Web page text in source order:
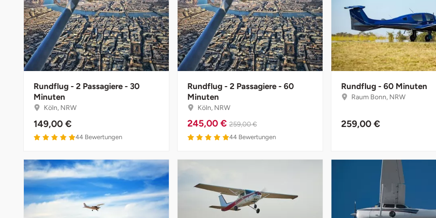
Rundflug - 2 Passagiere - 30
Minuten
Köln, NRW
149,00 €
44 Bewertungen
Rundflug - 2 Passagiere - 60
Minuten
Köln, NRW
245,00 € 259,00 €
44 Bewertungen
Rundflug - 60 Minuten
Raum Bonn, NRW
259,00 €
Bruchköbel
Bruchsal
Burghausen
Chemnitz
Coburg
Cottbus
Sangerhausen
Sonneberg
Suhl
Unterwellenborn
Weimar
Witterda